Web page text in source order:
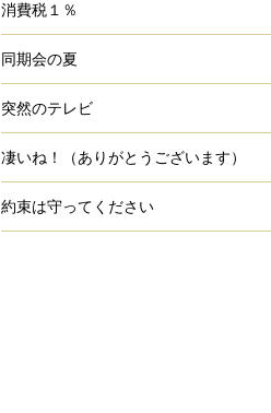
消費税１％
同期会の夏
突然のテレビ
凄いね！（ありがとうございます）
約束は守ってください